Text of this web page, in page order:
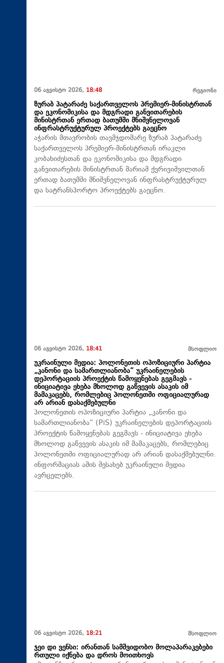
06 აგვისტო 2026, 18:48 რეგიონი
ზურაბ პატარაძე საქართველოს პრემიერ-მინისტრთან
და ეკონომიკისა და მდგრადი განვითარების
მინისტრთან ერთად ბათუმში მნიშვნელოვან
ინფრასტრუქტურულ პროექტებს გაეცნო
აჭარის მთავრობის თავმჯდომარე ზურაბ პატარაძე
საქართველოს პრემიერ-მინისტრთან ირაკლი
კობახიძესთან და ეკონომიკისა და მდგრადი
განვითარების მინისტრთან მარიამ ქვრივიშვილთან
ერთად ბათუმში მნიშვნელოვან ინფრასტრუქტურულ
და სატრანსპორტო პროექტებს გაეცნო.
06 აგვისტო 2026, 18:41 მსოფლიო
უკრაინული მედია: პოლონეთის ოპოზიციური პარტია
„კანონი და სამართლიანობა“ უკრაინელების
დეპორტაციის პროექტის წამოყენებას გეგმავს -
ინიციატივა ეხება მხოლოდ გაწვევის ასაკის იმ
მამაკაცებს, რომლებიც პოლონეთში ოფიციალურად
არ არიან დასაქმებულნი
პოლონეთის ოპოზიციური პარტია „კანონი და
სამართლიანობა“ (PiS) უკრაინელების დეპორტაციის
პროექტის წამოყენებას გეგმავს - ინიციატივა ეხება
მხოლოდ გაწვევის ასაკის იმ მამაკაცებს, რომლებიც
პოლონეთში ოფიციალურად არ არიან დასაქმებულნი.
ინფორმაციას ამის შესახებ უკრაინული მედია
ავრცელებს.
06 აგვისტო 2026, 18:21 მსოფლიო
ჯეი დი ვენსი: ირანთან სამშვიდობო მოლაპარაკებები
რთული იქნება და დროს მოითხოვს